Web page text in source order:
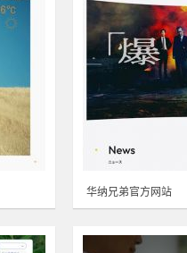
华纳兄弟官方网站